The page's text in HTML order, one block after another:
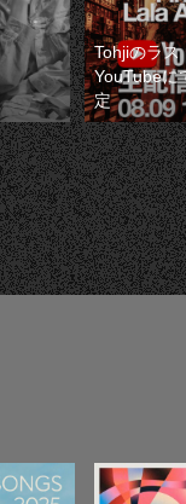
Tohjiのラス
YouTubeに
定